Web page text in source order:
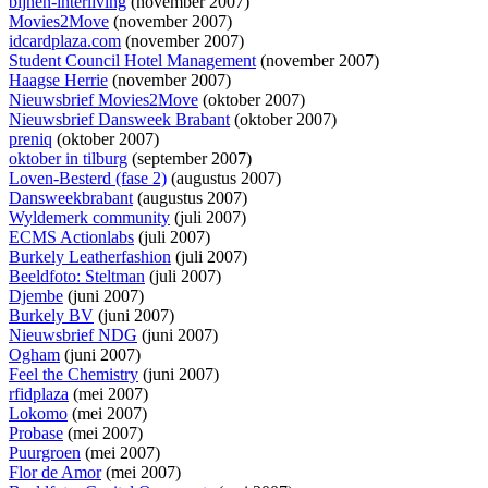
Movies2Move (november 2007)
idcardplaza.com (november 2007)
Student Council Hotel Management(november 2007)
Haagse Herrie (november 2007)
Nieuwsbrief Movies2Move (oktober 2007)
Nieuwsbrief Dansweek Brabant(oktober 2007)
preniq (oktober 2007)
oktober in tilburg (september 2007)
Loven-Besterd (fase 2) (augustus 2007)
Dansweekbrabant(augustus 2007)
Wyldemerk community (juli 2007)
ECMS Actionlabs (juli 2007)
Burkely Leatherfashion (juli 2007)
Beeldfoto: Steltman (juli 2007)
Djembe (juni 2007)
Burkely BV (juni 2007)
Nieuwsbrief NDG (juni 2007)
Ogham (juni 2007)
Feel the Chemistry (juni 2007)
rfidplaza (mei 2007)
Lokomo (mei 2007)
Probase (mei 2007)
Puurgroen (mei 2007)
Flor de Amor(mei 2007)